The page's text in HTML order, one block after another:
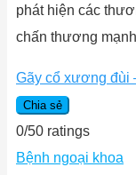
phát hiện các
chấn thương
Gãy cổ xương đùi
Chia sẻ
0/50 ratings
Bệnh ngoại khoa